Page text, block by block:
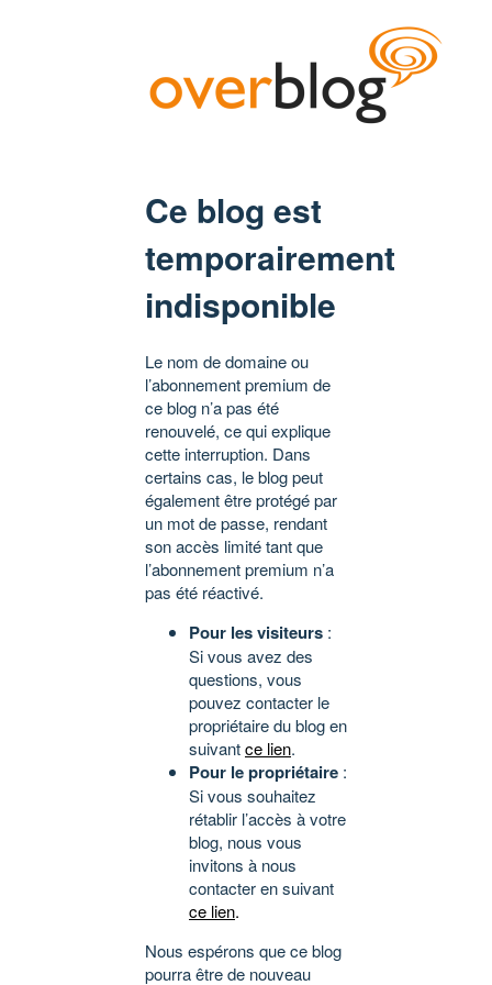
Ce blog est
temporairement
indisponible
Le nom de domaine ou
l’abonnement premium de
ce blog n’a pas été
renouvelé, ce qui explique
cette interruption. Dans
certains cas, le blog peut
également être protégé par
un mot de passe, rendant
son accès limité tant que
l’abonnement premium n’a
pas été réactivé.
Pour les visiteurs :
Si vous avez des
questions, vous
pouvez contacter le
propriétaire du blog en
suivantce lien.
Pour le propriétaire :
Si vous souhaitez
rétablir l’accès à votre
blog, nous vous
invitons à nous
contacter en suivant
ce lien.
Nous espérons que ce blog
pourra être de nouveau